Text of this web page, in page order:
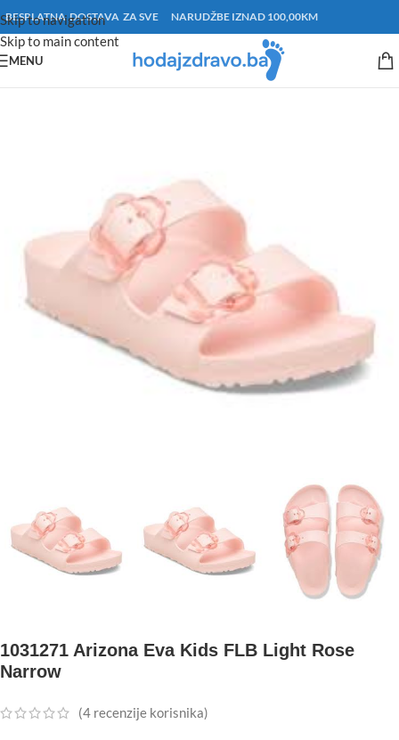
Skip to navigation
Skip to main content
BESPLATNA DOSTAVA ZA SVE NARUDŽBE IZNAD 100,00KM
MENU
1031271 Arizona Eva Kids FLB Light Rose
Narrow
(4 recenzije korisnika)